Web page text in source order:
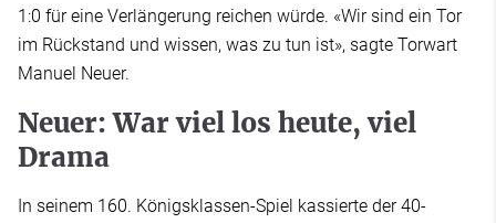
1:0 für eine Verlängerung reichen würde. «Wir sind ein Tor
im Rückstand und wissen, was zu tun ist», sagte Torwart
Manuel Neuer.
Neuer: War viel los heute, viel
Drama
In seinem 160. Königsklassen-Spiel kassierte der 40-